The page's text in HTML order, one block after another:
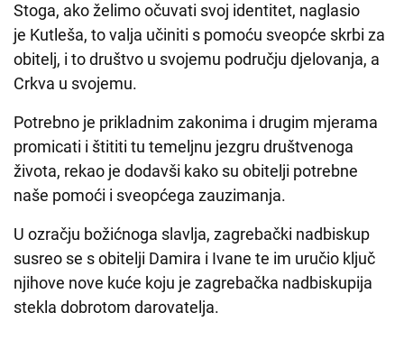
Stoga, ako želimo očuvati svoj identitet, naglasio
je Kutleša, to valja učiniti s pomoću sveopće skrbi za
obitelj, i to društvo u svojemu području djelovanja, a
Crkva u svojemu.
Potrebno je prikladnim zakonima i drugim mjerama
promicati i štititi tu temeljnu jezgru društvenoga
života, rekao je dodavši kako su obitelji potrebne
naše pomoći i sveopćega zauzimanja.
U ozračju božićnoga slavlja, zagrebački nadbiskup
susreo se s obitelji Damira i Ivane te im uručio ključ
njihove nove kuće koju je zagrebačka nadbiskupija
stekla dobrotom darovatelja.